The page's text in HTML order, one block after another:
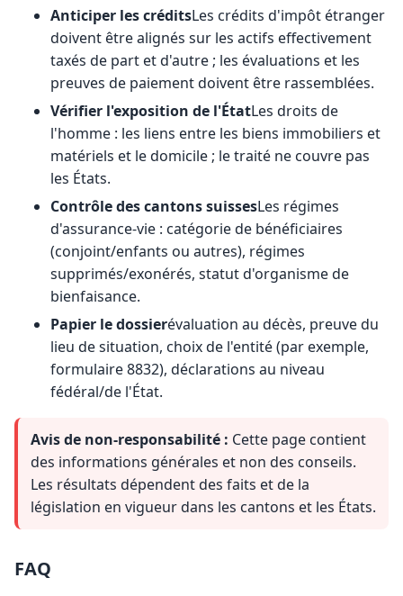
Anticiper les créditsLes crédits d'impôt étranger
doivent être alignés sur les actifs effectivement
taxés de part et d'autre ; les évaluations et les
preuves de paiement doivent être rassemblées.
Vérifier l'exposition de l'ÉtatLes droits de
l'homme : les liens entre les biens immobiliers et
matériels et le domicile ; le traité ne couvre pas
les États.
Contrôle des cantons suissesLes régimes
d'assurance-vie : catégorie de bénéficiaires
(conjoint/enfants ou autres), régimes
supprimés/exonérés, statut d'organisme de
bienfaisance.
Papier le dossierévaluation au décès, preuve du
lieu de situation, choix de l'entité (par exemple,
formulaire 8832), déclarations au niveau
fédéral/de l'État.
Avis de non-responsabilité : Cette page contient
des informations générales et non des conseils.
Les résultats dépendent des faits et de la
législation en vigueur dans les cantons et les États.
FAQ